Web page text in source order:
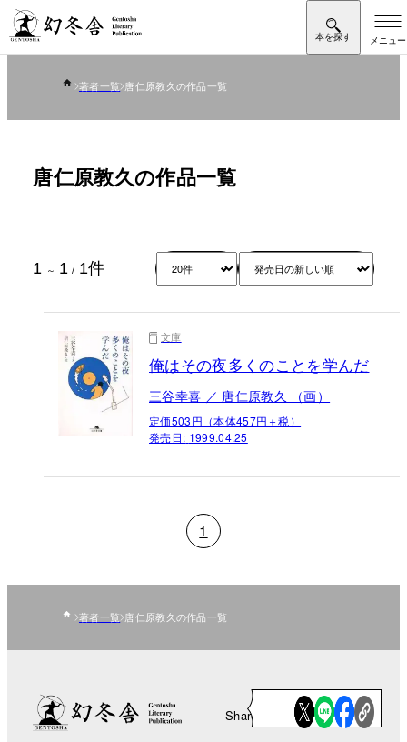
著者一覧 唐仁原教久の作品一覧
唐仁原教久の作品一覧
1 ～ 1 / 1件
文庫
俺はその夜多くのことを学んだ
三谷幸喜 ／ 唐仁原教久 （画）
定価503円（本体457円＋税）
発売日: 1999.04.25
1
著者一覧 唐仁原教久の作品一覧
Share